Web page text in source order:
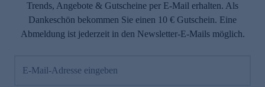
Trends, Angebote & Gutscheine per E-Mail erhalten. Als
Dankeschön bekommen Sie einen 10 € Gutschein. Eine
Abmeldung ist jederzeit in den Newsletter-E-Mails möglich.
E-Mail-Adresse eingeben